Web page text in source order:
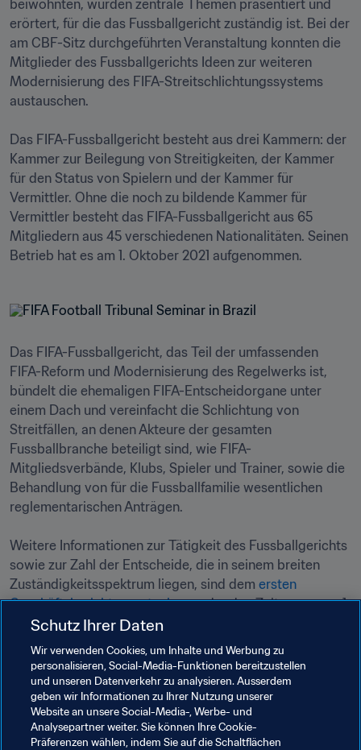
beiwohnten, wurden zentrale Themen präsentiert und
erörtert, für die das Fussballgericht zuständig ist. Bei der
am CBF-Sitz durchgeführten Veranstaltung konnten die
Mitglieder des Fussballgerichts Ideen zur weiteren
Modernisierung des FIFA-Streitschlichtungssystems
austauschen.
Das FIFA-Fussballgericht besteht aus drei Kammern: der
Kammer zur Beilegung von Streitigkeiten, der Kammer
für den Status von Spielern und der Kammer für
Vermittler. Ohne die noch zu bildende Kammer für
Vermittler besteht das FIFA-Fussballgericht aus 65
Mitgliedern aus 45 verschiedenen Nationalitäten. Seinen
Das FIFA-Fussballgericht, das Teil der umfassenden
FIFA-Reform und Modernisierung des Regelwerks ist,
bündelt die ehemaligen FIFA-Entscheidorgane unter
einem Dach und vereinfacht die Schlichtung von
Streitfällen, an denen Akteure der gesamten
Fussballbranche beteiligt sind, wie FIFA-
Mitgliedsverbände, Klubs, Spieler und Trainer, sowie die
Behandlung von für die Fussballfamilie wesentlichen
reglementarischen Anträgen.
Weitere Informationen zur Tätigkeit des Fussballgerichts
sowie zur Zahl der Entscheide, die in seinem breiten
Zuständigkeitsspektrum liegen, sind dem ersten
Geschäftsbericht zu entnehmen, der den Zeitraum vom 1.
Juli 2021 bis zum 30. Juni 2022 abdeckt. Weitere
Informationen zum Fussballgericht sind
Schutz Ihrer Daten
Wir verwenden Cookies, um Inhalte und Werbung zu
personalisieren, Social-Media-Funktionen bereitzustellen
und unseren Datenverkehr zu analysieren. Ausserdem
geben wir Informationen zu Ihrer Nutzung unserer
Website an unsere Social-Media-, Werbe- und
Analysepartner weiter. Sie können Ihre Cookie-
Präferenzen wählen, indem Sie auf die Schaltflächen